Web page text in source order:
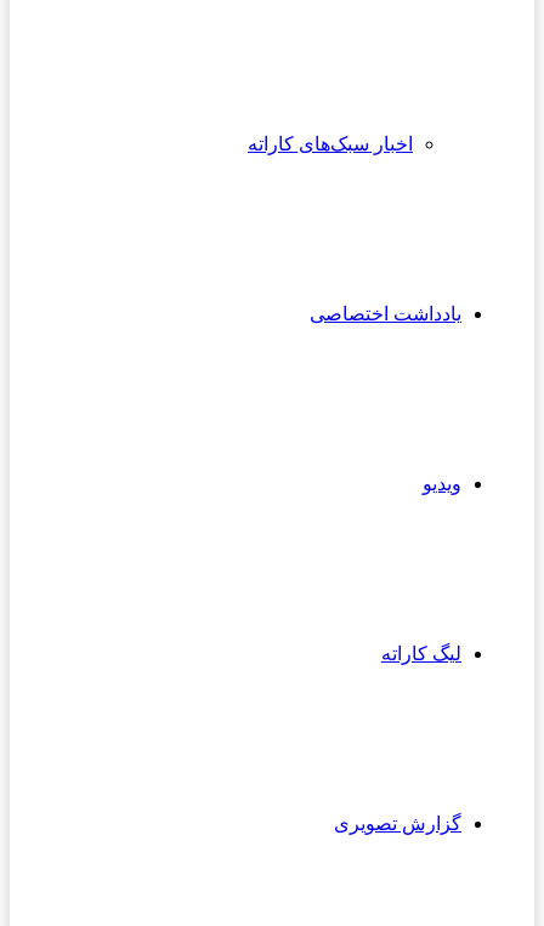
اخبار سبک‌های کاراته
یادداشت اختصاصی
ویدیو
لیگ کاراته
گزارش تصویری